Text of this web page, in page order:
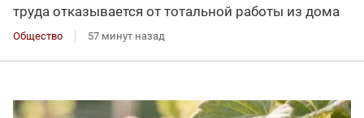
труда отказывается от тотальной работы из дома
Общество 57 минут назад